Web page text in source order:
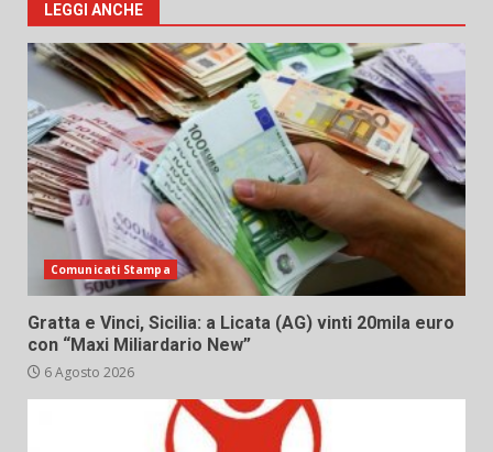
LEGGI ANCHE
Comunicati Stampa
Gratta e Vinci, Sicilia: a Licata (AG) vinti 20mila euro
con “Maxi Miliardario New”
6 Agosto 2026